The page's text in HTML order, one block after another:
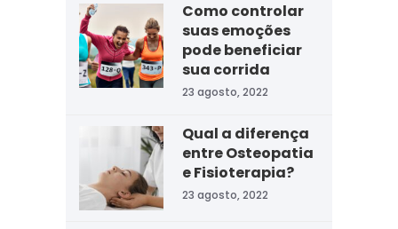
Como controlar
suas emoções
pode beneficiar
sua corrida
23 agosto, 2022
Qual a diferença
entre Osteopatia
e Fisioterapia?
23 agosto, 2022